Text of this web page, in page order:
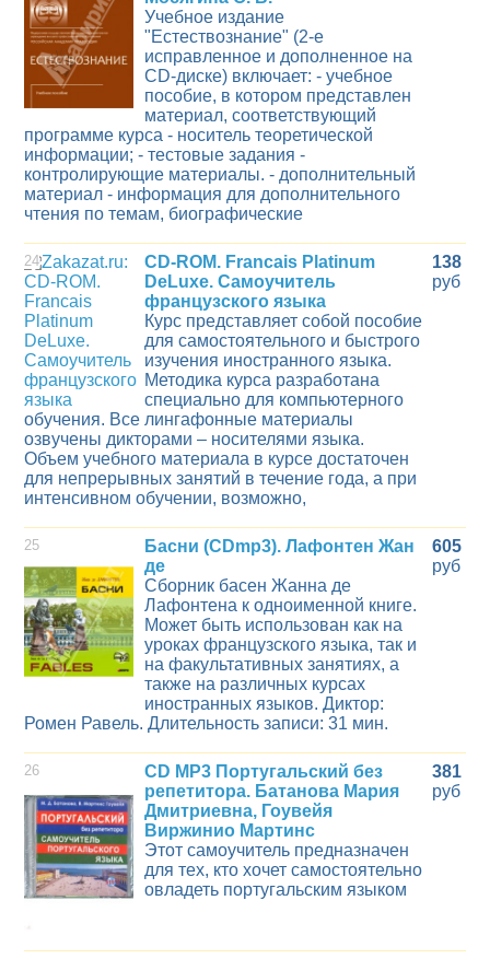
Учебное издание
"Естествознание" (2-е
исправленное и дополненное на
CD-диске) включает: - учебное
пособие, в котором представлен
материал, соответствующий
программе курса - носитель теоретической
информации; - тестовые задания -
контролирующие материалы. - дополнительный
материал - информация для дополнительного
чтения по темам, биографические
24
CD-ROM. Francais Platinum
DeLuxe. Самоучитель
французского языка
Курс представляет собой пособие
для самостоятельного и быстрого
изучения иностранного языка.
Методика курса разработана
специально для компьютерного
обучения. Все лингафонные материалы
озвучены дикторами – носителями языка.
Объем учебного материала в курсе достаточен
для непрерывных занятий в течение года, а при
интенсивном обучении, возможно,
138
руб
25
Басни (CDmp3). Лафонтен Жан
де
Сборник басен Жанна де
Лафонтена к одноименной книге.
Может быть использован как на
уроках французского языка, так и
на факультативных занятиях, а
также на различных курсах
иностранных языков. Диктор:
Ромен Равель. Длительность записи: 31 мин.
605
руб
26
CD MP3 Португальский без
репетитора. Батанова Мария
Дмитриевна, Гоувейя
Виржинио Мартинс
Этот самоучитель предназначен
для тех, кто хочет самостоятельно
овладеть португальским языком
381
руб